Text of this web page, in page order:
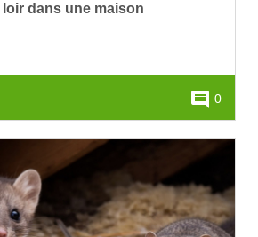
dans une maison
comment 0